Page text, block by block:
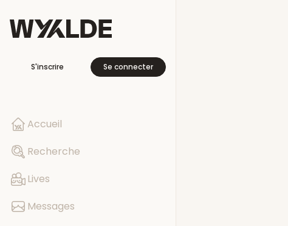
S'inscrire Se connecter
Accueil
Recherche
Lives
Messages